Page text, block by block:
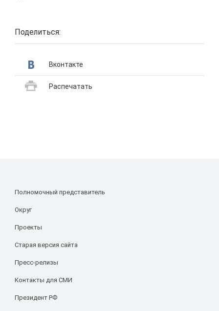
Поделиться:
Вконтакте
Распечатать
Полномочный представитель
Округ
Проекты
Старая версия сайта
Пресс-релизы
Контакты для СМИ
Президент РФ